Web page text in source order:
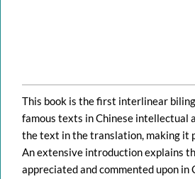
This book is the first interlinear
famous texts in Chinese intellectual
the text in the translation, making it
An extensive introduction explains
appreciated and commented upon